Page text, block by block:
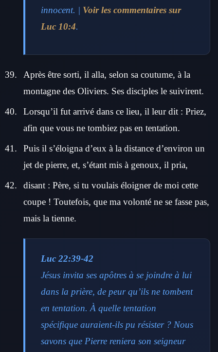
innocent. | Voir les commentaires sur
Luc 10:4.
Après être sorti, il alla, selon sa coutume, à la
montagne des Oliviers. Ses disciples le suivirent.
Lorsqu’il fut arrivé dans ce lieu, il leur dit : Priez,
afin que vous ne tombiez pas en tentation.
Puis il s’éloigna d’eux à la distance d’environ un
jet de pierre, et, s’étant mis à genoux, il pria,
disant : Père, si tu voulais éloigner de moi cette
coupe ! Toutefois, que ma volonté ne se fasse pas,
mais la tienne.
Luc 22:39-42
Jésus invita ses apôtres à se joindre à lui
dans la prière, de peur qu’ils ne tombent
en tentation. À quelle tentation
spécifique auraient-ils pu résister ? Nous
savons que Pierre reniera son seigneur